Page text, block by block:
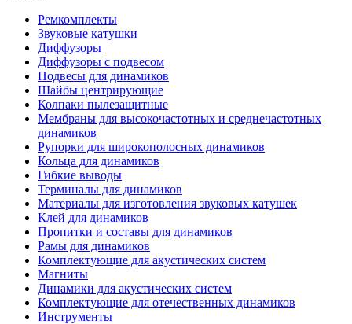
Ремкомплекты
Звуковые катушки
Диффузоры
Диффузоры с подвесом
Подвесы для динамиков
Шайбы центрирующие
Колпаки пылезащитные
Мембраны для высокочастотных и среднечастотных
динамиков
Рупорки для широкополосных динамиков
Кольца для динамиков
Гибкие выводы
Терминалы для динамиков
Материалы для изготовления звуковых катушек
Клей для динамиков
Пропитки и составы для динамиков
Рамы для динамиков
Комплектующие для акустических систем
Магниты
Динамики для акустических систем
Комплектующие для отечественных динамиков
Инструменты